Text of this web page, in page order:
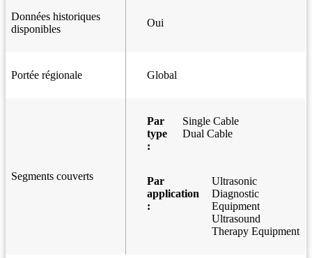
Données historiques
disponibles
Oui
Portée régionale Global
Segments couverts
Par
type
:
Single Cable
Dual Cable
Par
application
:
Ultrasonic
Diagnostic
Equipment
Ultrasound
Therapy Equipment